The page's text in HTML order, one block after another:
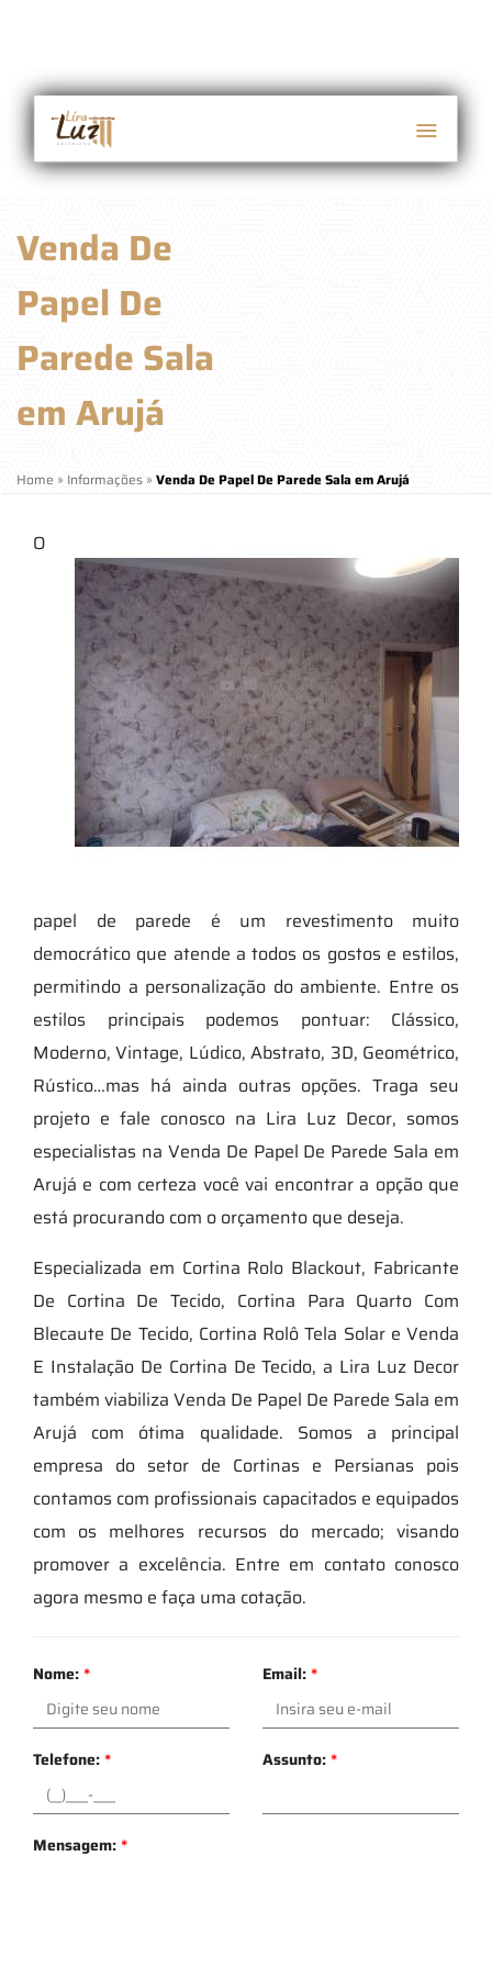
Venda De
Papel De
Parede Sala
em Arujá
Home » Informações » Venda De Papel De Parede Sala em Arujá
O
papel de parede é um revestimento muito
democrático que atende a todos os gostos e estilos,
permitindo a personalização do ambiente. Entre os
estilos principais podemos pontuar: Clássico,
Moderno, Vintage, Lúdico, Abstrato, 3D, Geométrico,
Rústico…mas há ainda outras opções. Traga seu
projeto e fale conosco na Lira Luz Decor, somos
especialistas na Venda De Papel De Parede Sala em
Arujá e com certeza você vai encontrar a opção que
está procurando com o orçamento que deseja.
Especializada em Cortina Rolo Blackout, Fabricante
De Cortina De Tecido, Cortina Para Quarto Com
Blecaute De Tecido, Cortina Rolô Tela Solar e Venda
E Instalação De Cortina De Tecido, a Lira Luz Decor
também viabiliza Venda De Papel De Parede Sala em
Arujá com ótima qualidade. Somos a principal
empresa do setor de Cortinas e Persianas pois
contamos com profissionais capacitados e equipados
com os melhores recursos do mercado; visando
promover a excelência. Entre em contato conosco
agora mesmo e faça uma cotação.
Nome:* Email:*
Telefone:* Assunto:*
Mensagem:*